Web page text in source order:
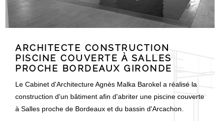
ARCHITECTE CONSTRUCTION
PISCINE COUVERTE À SALLES
PROCHE BORDEAUX GIRONDE
Le Cabinet d'Architecture Agnès Malka Barokel a réalisé la
construction d'un bâtiment afin d'abriter une piscine couverte
à Salles proche de Bordeaux et du bassin d'Arcachon.